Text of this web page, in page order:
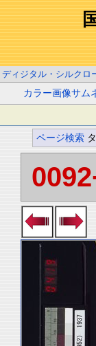
ディジタル・シルクロ
カラー画像サム
ページ検索